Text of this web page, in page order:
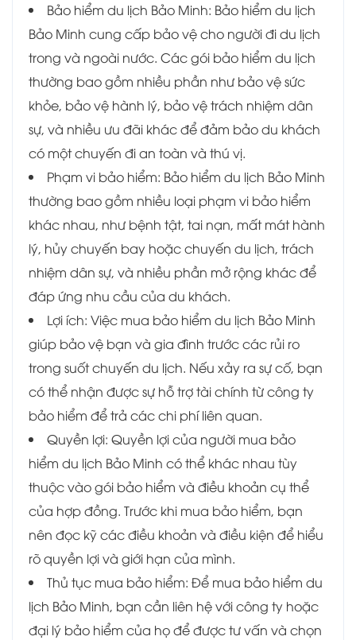
Bảo hiểm du lịch Bảo Minh: Bảo hiểm du lịch
Bảo Minh cung cấp bảo vệ cho người đi du lịch
trong và ngoài nước. Các gói bảo hiểm du lịch
thường bao gồm nhiều phần như bảo vệ sức
khỏe, bảo vệ hành lý, bảo vệ trách nhiệm dân
sự, và nhiều ưu đãi khác để đảm bảo du khách
có một chuyến đi an toàn và thú vị.
Phạm vi bảo hiểm: Bảo hiểm du lịch Bảo Minh
thường bao gồm nhiều loại phạm vi bảo hiểm
khác nhau, như bệnh tật, tai nạn, mất mát hành
lý, hủy chuyến bay hoặc chuyến du lịch, trách
nhiệm dân sự, và nhiều phần mở rộng khác để
đáp ứng nhu cầu của du khách.
Lợi ích: Việc mua bảo hiểm du lịch Bảo Minh
giúp bảo vệ bạn và gia đình trước các rủi ro
trong suốt chuyến du lịch. Nếu xảy ra sự cố, bạn
có thể nhận được sự hỗ trợ tài chính từ công ty
bảo hiểm để trả các chi phí liên quan.
Quyền lợi: Quyền lợi của người mua bảo
hiểm du lịch Bảo Minh có thể khác nhau tùy
thuộc vào gói bảo hiểm và điều khoản cụ thể
của hợp đồng. Trước khi mua bảo hiểm, bạn
nên đọc kỹ các điều khoản và điều kiện để hiểu
rõ quyền lợi và giới hạn của mình.
Thủ tục mua bảo hiểm: Để mua bảo hiểm du
lịch Bảo Minh, bạn cần liên hệ với công ty hoặc
đại lý bảo hiểm của họ để được tư vấn và chọn